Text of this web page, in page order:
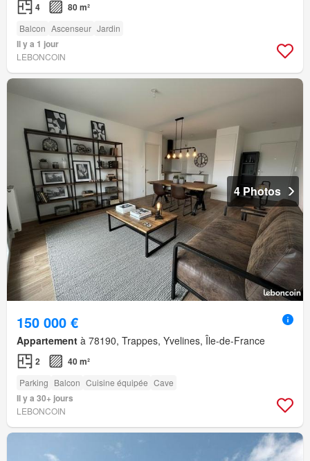
4 80 m²
Balcon Ascenseur Jardin
Il y a 1 jour
LEBONCOIN
4 Photos
150 000 €
Appartement à 78190, Trappes, Yvelines, Île-de-France
2 40 m²
Parking Balcon Cuisine équipée Cave
Il y a 30+ jours
LEBONCOIN